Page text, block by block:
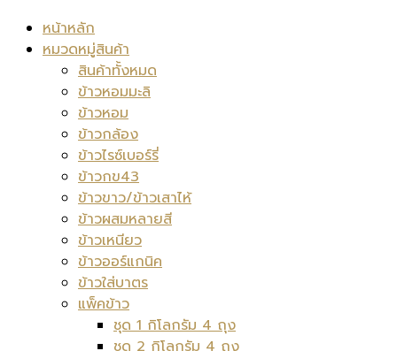
หน้าหลัก
หมวดหมู่สินค้า
สินค้าทั้งหมด
ข้าวหอมมะลิ
ข้าวหอม
ข้าวกล้อง
ข้าวไรซ์เบอร์รี่
ข้าวกข43
ข้าวขาว/ข้าวเสาไห้
ข้าวผสมหลายสี
ข้าวเหนียว
ข้าวออร์แกนิค
ข้าวใส่บาตร
แพ็คข้าว
ชุด 1 กิโลกรัม 4 ถุง
ชุด 2 กิโลกรัม 4 ถุง